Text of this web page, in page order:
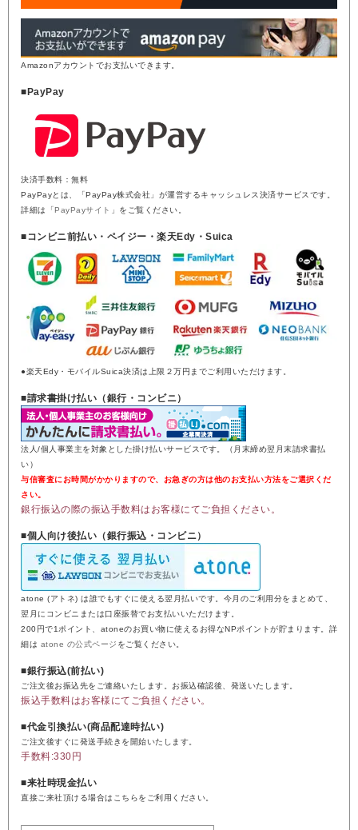
Amazonアカウントでお支払いできます。
■PayPay
決済手数料：無料
PayPayとは、「PayPay株式会社」が運営するキャッシュレス決済サービスです。
詳細は「PayPayサイト 」をご覧ください。
■コンビニ前払い・ペイジー・楽天Edy・Suica
●楽天Edy・モバイルSuica決済は上限２万円までご利用いただけます。
■請求書掛け払い（銀行・コンビニ）
法人/個人事業主を対象とした掛け払いサービスです。（月末締め翌月末請求書払
い）
与信審査にお時間がかかりますので、お急ぎの方は他のお支払い方法をご選択くだ
さい。
銀行振込の際の振込手数料はお客様にてご負担ください。
■個人向け後払い（銀行振込・コンビニ）
atone (アトネ) は誰でもすぐに使える翌月払いです。今月のご利用分をまとめて、
翌月にコンビニまたは口座振替でお支払いいただけます。
200円で1ポイント、atoneのお買い物に使えるお得なNPポイントが貯まります。詳
細は atone の公式ページ をご覧ください。
■銀行振込(前払い)
ご注文後お振込先をご連絡いたします。お振込確認後、発送いたします。
振込手数料はお客様にてご負担ください。
■代金引換払い(商品配達時払い)
ご注文後すぐに発送手続きを開始いたします。
手数料:330円
■来社時現金払い
直接ご来社頂ける場合はこちらをご利用ください。